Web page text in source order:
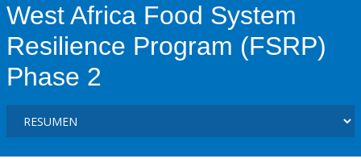
West Africa Food System
Resilience Program (FSRP)
Phase 2